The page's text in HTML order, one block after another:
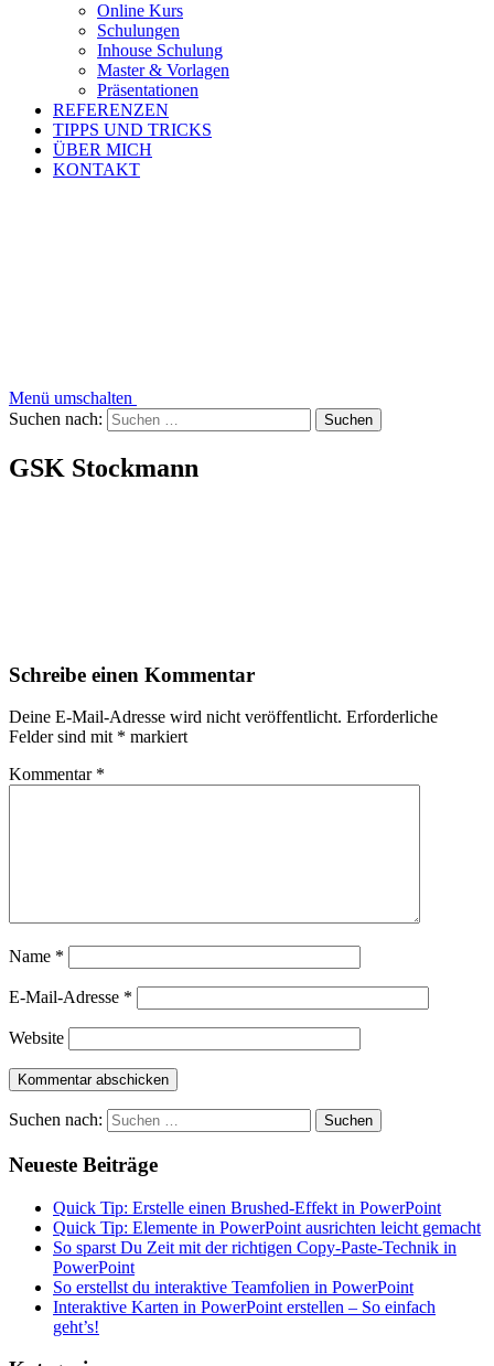
Online Kurs
Schulungen
Inhouse Schulung
Master & Vorlagen
Präsentationen
REFERENZEN
TIPPS UND TRICKS
ÜBER MICH
KONTAKT
Menü umschalten
Suchen nach:
GSK Stockmann
Schreibe einen Kommentar
Deine E-Mail-Adresse wird nicht veröffentlicht. Erforderliche
Felder sind mit * markiert
Kommentar *
Name *
E-Mail-Adresse *
Website
Suchen nach:
Neueste Beiträge
Quick Tip: Erstelle einen Brushed-Effekt in PowerPoint
Quick Tip: Elemente in PowerPoint ausrichten leicht gemacht
So sparst Du Zeit mit der richtigen Copy-Paste-Technik in
PowerPoint
So erstellst du interaktive Teamfolien in PowerPoint
Interaktive Karten in PowerPoint erstellen – So einfach
geht’s!